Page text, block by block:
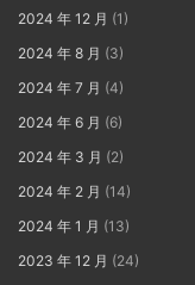
2024 年 12 月 (1)
2024 年 8 月 (3)
2024 年 7 月 (4)
2024 年 6 月 (6)
2024 年 3 月 (2)
2024 年 2 月 (14)
2024 年 1 月 (13)
2023 年 12 月 (24)